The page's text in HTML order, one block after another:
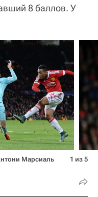
8 баллов. У
Марсиаль
1 из 5